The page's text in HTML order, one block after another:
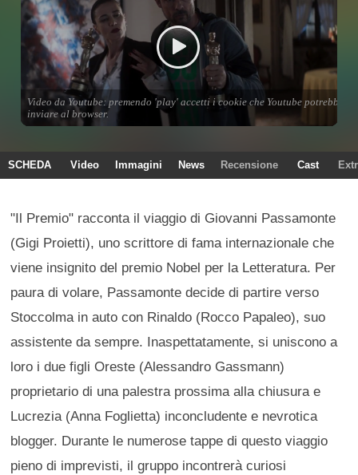
SCHEDA Video Immagini News Recensione Cast
"Il Premio" racconta il viaggio di Giovanni Passamonte
(Gigi Proietti), uno scrittore di fama internazionale che
viene insignito del premio Nobel per la Letteratura. Per
paura di volare, Passamonte decide di partire verso
Stoccolma in auto con Rinaldo (Rocco Papaleo), suo
assistente da sempre. Inaspettatamente, si uniscono a
loro i due figli Oreste (Alessandro Gassmann)
proprietario di una palestra prossima alla chiusura e
Lucrezia (Anna Foglietta) inconcludente e nevrotica
blogger. Durante le numerose tappe di questo viaggio
pieno di imprevisti, il gruppo incontrerà curiosi